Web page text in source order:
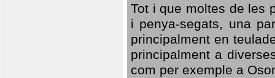
Tot i que moltes de les
i penya-segats, una
principalment en
principalment a
com per exemple a